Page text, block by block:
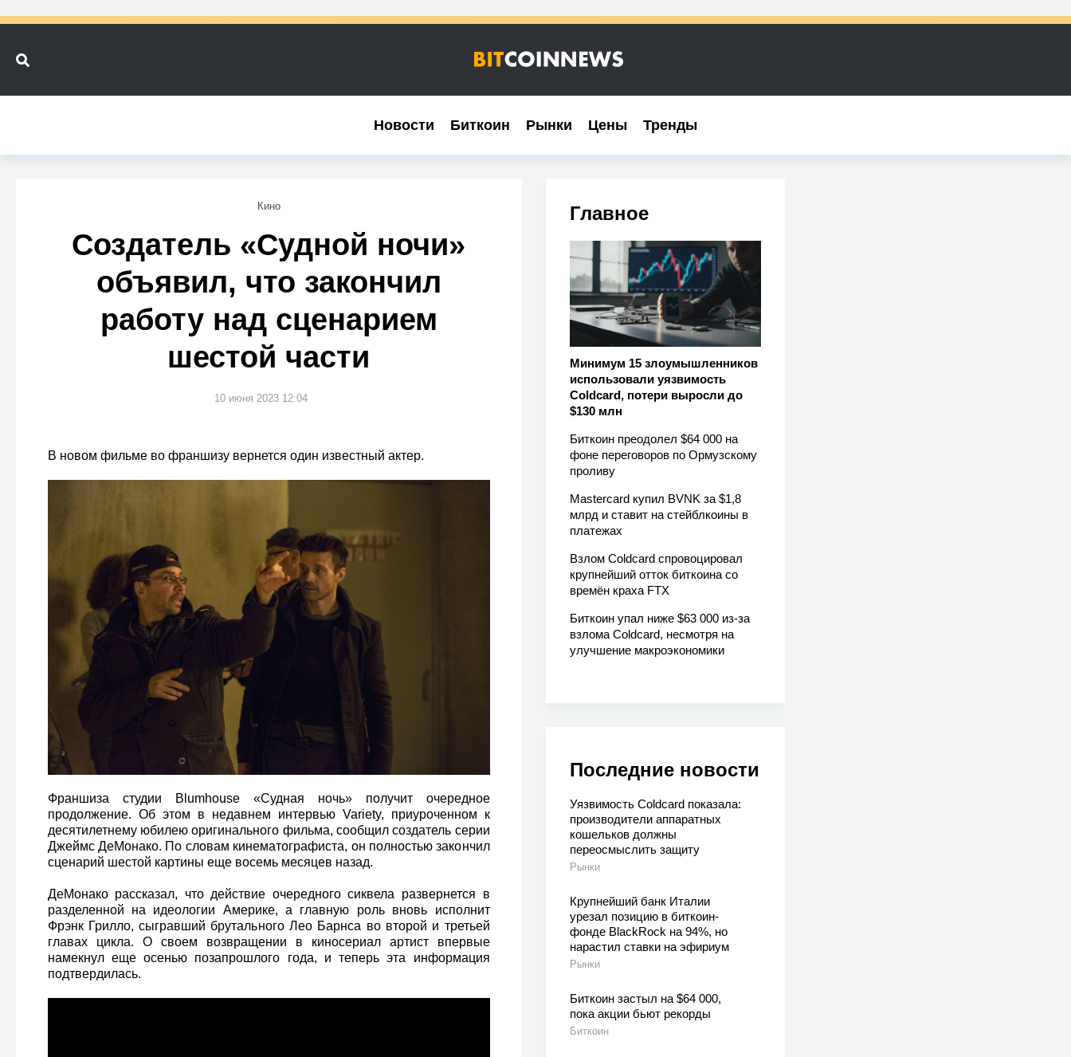
Новости Биткоин Рынки Цены Тренды
Новости Биткоин Рынки Цены Тренды
Главное
Минимум 15 злоумышленников
использовали уязвимость
Coldcard, потери выросли до
$130 млн
Биткоин преодолел $64 000 на
фоне переговоров по Ормузскому
проливу
Mastercard купил BVNK за $1,8
млрд и ставит на стейблкоины в
платежах
Взлом Coldcard спровоцировал
крупнейший отток биткоина со
времён краха FTX
Биткоин упал ниже $63 000 из-за
взлома Coldcard, несмотря на
улучшение макроэкономики
Последние новости
Уязвимость Coldcard показала:
производители аппаратных
кошельков должны
переосмыслить защиту
Рынки
Крупнейший банк Италии
урезал позицию в биткоин-
фонде BlackRock на 94%, но
нарастил ставки на эфириум
Рынки
Биткоин застыл на $64 000,
пока акции бьют рекорды
Биткоин
Кино
Создатель «Судной ночи»
объявил, что закончил
работу над сценарием
шестой части
10 июня 2023 12:04
В новом фильме во франшизу вернется один известный актер.
Франшиза студии Blumhouse «Судная ночь» получит очередное
продолжение. Об этом в недавнем интервью Variety, приуроченном к
десятилетнему юбилею оригинального фильма, сообщил создатель серии
Джеймс ДеМонако. По словам кинематографиста, он полностью закончил
сценарий шестой картины еще восемь месяцев назад.
ДеМонако рассказал, что действие очередного сиквела развернется в
разделенной на идеологии Америке, а главную роль вновь исполнит
Фрэнк Грилло, сыгравший брутального Лео Барнса во второй и третьей
главах цикла. О своем возвращении в киносериал артист впервые
намекнул еще осенью позапрошлого года, и теперь эта информация
подтвердилась.